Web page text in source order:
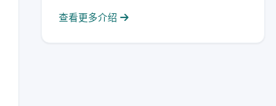
查看更多介绍